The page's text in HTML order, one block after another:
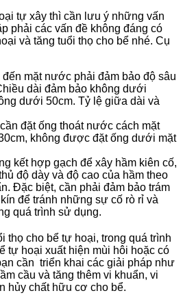
tự xây thì cần lưu ý những vấn
phải các vấn đề không đáng có
và tăng tuổi thọ cho bể nhé. Cụ
mặt nước phải đảm bảo độ sâu
dài đảm bảo không dưới
dưới 50cm. Tỷ lệ giữa dài và
đặt ống thoát nước cách mặt
không được đặt ống dưới mặt
kết hợp gạch để xây hầm kiên cố,
độ dày và độ cao của hầm theo
Đặc biệt, cần phải đảm bảo trám
để tránh những sự cố rò rỉ và
quá trình sử dụng.
thọ cho bể tự hoại, trong quá trình
tự hoại xuất hiện mùi hôi hoặc có
cần triển khai các giải pháp như
cầu và tăng thêm vi khuẩn, vi
hủy chất hữu cơ cho bể.